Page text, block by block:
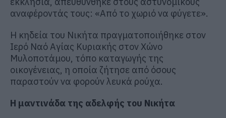
αναφέροντάς τους: «Από το χωριό να φύγετε».
Η κηδεία του Νικήτα πραγματοποιήθηκε στον
Ιερό Ναό Αγίας Κυριακής στον Χώνο
Μυλοποτάμου, τόπο καταγωγής της
οικογένειας, η οποία ζήτησε από όσους
παραστούν να φορούν λευκά ρούχα.
Η μαντινάδα της αδελφής του Νικήτα